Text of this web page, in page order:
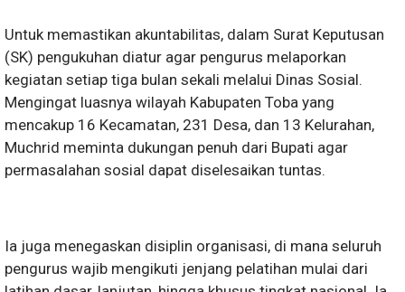
Untuk memastikan akuntabilitas, dalam Surat Keputusan
(SK) pengukuhan diatur agar pengurus melaporkan
kegiatan setiap tiga bulan sekali melalui Dinas Sosial.
Mengingat luasnya wilayah Kabupaten Toba yang
mencakup 16 Kecamatan, 231 Desa, dan 13 Kelurahan,
Muchrid meminta dukungan penuh dari Bupati agar
permasalahan sosial dapat diselesaikan tuntas.
Ia juga menegaskan disiplin organisasi, di mana seluruh
pengurus wajib mengikuti jenjang pelatihan mulai dari